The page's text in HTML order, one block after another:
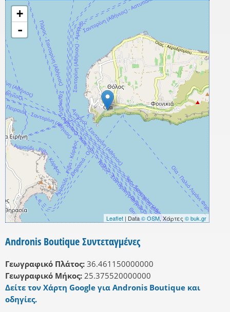
+
-
Leaflet | Data© OSM, Χάρτες © buk.gr
Andronis Boutique Συντεταγμένες
Γεωγραφικό Πλάτος: 36.461150000000
Γεωγραφικό Μήκος: 25.375520000000
Δείτε τον Χάρτη Google για Andronis Boutique και
οδηγίες.